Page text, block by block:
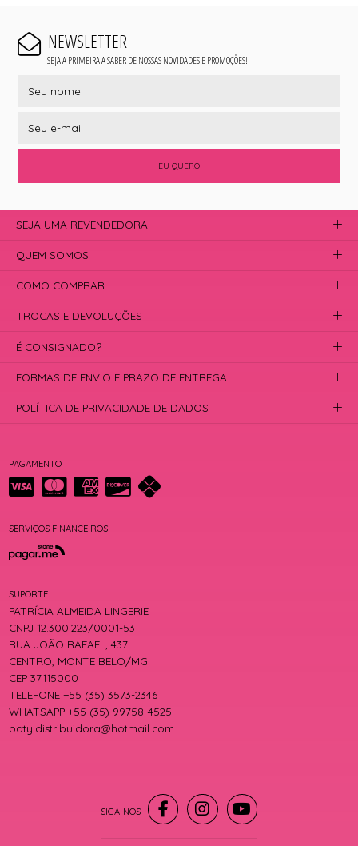
NEWSLETTER
SEJA A PRIMEIRA A SABER DE NOSSAS NOVIDADES E PROMOÇÕES!
EU QUERO
PAGAMENTO
SERVIÇOS FINANCEIROS
SUPORTE
PATRÍCIA ALMEIDA LINGERIE
CNPJ 12.300.223/0001-53
RUA JOÃO RAFAEL, 437
CENTRO, MONTE BELO/MG
CEP 37115000
TELEFONE +55 (35) 3573-2346
WHATSAPP +55 (35) 99758-4525
paty.distribuidora@hotmail.com
SEJA UMA REVENDEDORA
QUEM SOMOS
COMO COMPRAR
TROCAS E DEVOLUÇÕES
É CONSIGNADO?
FORMAS DE ENVIO E PRAZO DE ENTREGA
POLÍTICA DE PRIVACIDADE DE DADOS